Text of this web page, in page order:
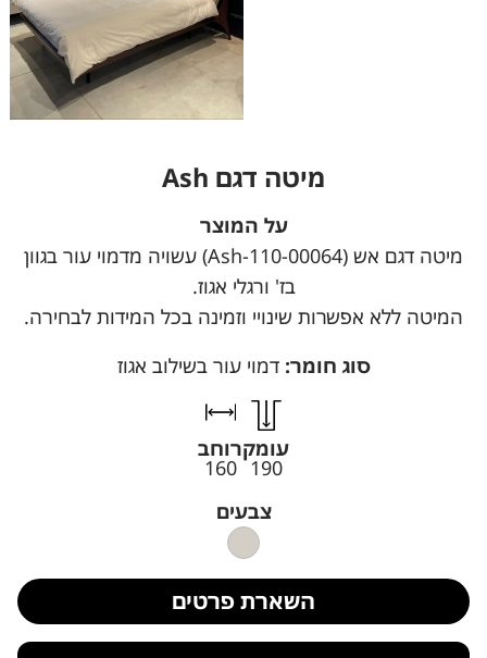
מיטה דגם Ash
על המוצר
מיטה דגם אש (110-00064-Ash) עשויה מדמוי עור בגוון
בז' ורגלי אגוז.
המיטה ללא אפשרות שינויי וזמינה בכל המידות לבחירה.
סוג חומר:דמוי עור בשילוב אגוז
עומק
190
רוחב
160
צבעים
השארת פרטים